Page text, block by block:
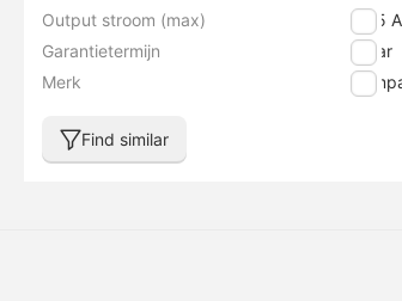
Output stroom (max)
2.35 A
Garantietermijn
1 jaar
Merk
Find similar